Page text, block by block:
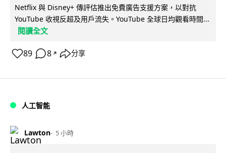
Netflix 與 Disney+ 傳評估推出免費廣告支援方案，以對抗
YouTube 收視反超及用戶流失。YouTube 全球日均觀看時間...
閱讀全文
89 8 ↗ 分享
人工智能
Lawton 5 小時